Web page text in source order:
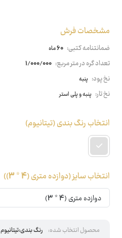
مشخصات فرش
ضمانتنامه کتبی: 60 ماه
تعداد گره در متر مربع: 1/000/000
نخ پود: پنبه
نخ تار: پنبه و پلی استر
انتخاب رنگ بندی(تیتانیوم)
انتخاب سایز(دوازده متری (4 * 3))
محصول انتخاب شده: رنگ بندی:تیتانیوم